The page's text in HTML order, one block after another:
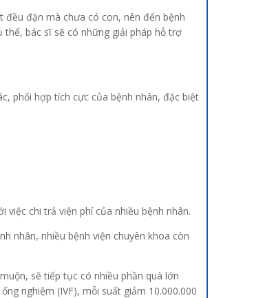
đều đặn mà chưa có con, nên đến bệnh
bác sĩ sẽ có những giải pháp hỗ trợ
phối hợp tích cực của bệnh nhân, đặc biệt
chi trả viện phí của nhiều bệnh nhân.
nhân, nhiều bệnh viện chuyên khoa còn
sẽ tiếp tục có nhiều phần quà lớn
nghiệm (IVF), mỗi suất giảm 10.000.000